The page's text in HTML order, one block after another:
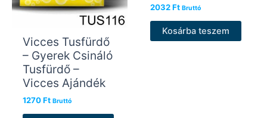
Vicces Tusfürdő
– Gyerek Csináló
Tusfürdő –
Vicces Ajándék
1270Ft Bruttó
2032Ft Bruttó
Kosárba teszem